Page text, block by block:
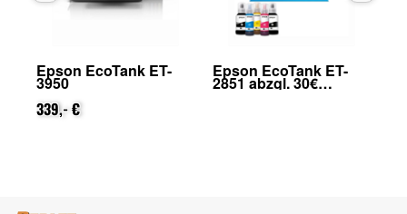
Epson EcoTank ET-
3950
339,- €
Epson EcoTank ET-
2851 abzgl. 30€
Cashback (von Epson